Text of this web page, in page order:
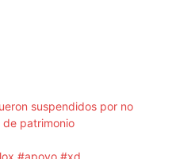
suspendidos por no
patrimonio